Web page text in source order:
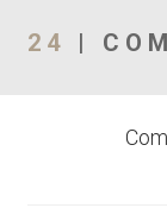
Communiqués de
24 |